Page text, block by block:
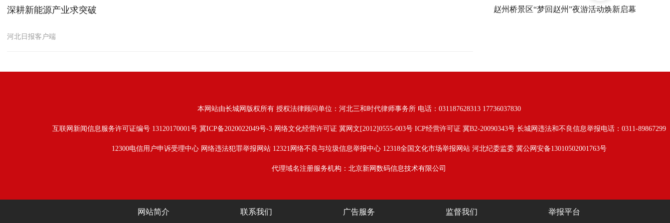
深耕新能源产业求突破
河北日报客户端
赵州桥景区“梦回赵州”夜游活动焕新启幕
本网站由长城网版权所有 授权法律顾问单位：河北三和时代律师事务所 电话：031187628313 17736037830
互联网新闻信息服务许可证编号 13120170001号 冀ICP备2020022049号-3网络文化经营许可证 冀网文[2012]0555-003号 ICP经营许可证 冀B2-20090343号 长城网违法和不良信息举报电话：0311-89867299
12300电信用户申诉受理中心 网络违法犯罪举报网站 12321网络不良与垃圾信息举报中心 12318全国文化市场举报网站 河北纪委监委 冀公网安备13010502001763号
代理域名注册服务机构：北京新网数码信息技术有限公司
网站简介 联系我们 广告服务 监督我们 举报平台